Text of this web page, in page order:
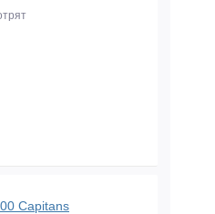
Capitans